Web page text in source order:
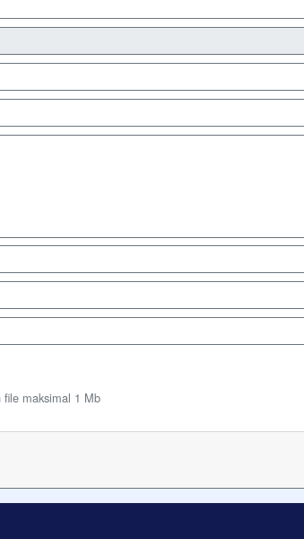
file maksimal 1 Mb